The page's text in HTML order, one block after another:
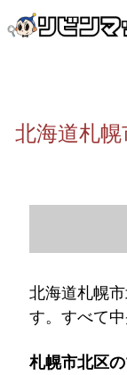
北海道札
北海道札幌
す。すべて
札幌市北区